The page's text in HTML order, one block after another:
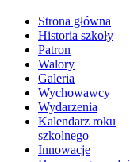
Strona główna
Historia szkoły
Patron
Walory
Galeria
Wychowawcy
Wydarzenia
Kalendarz roku
szkolnego
Innowacje